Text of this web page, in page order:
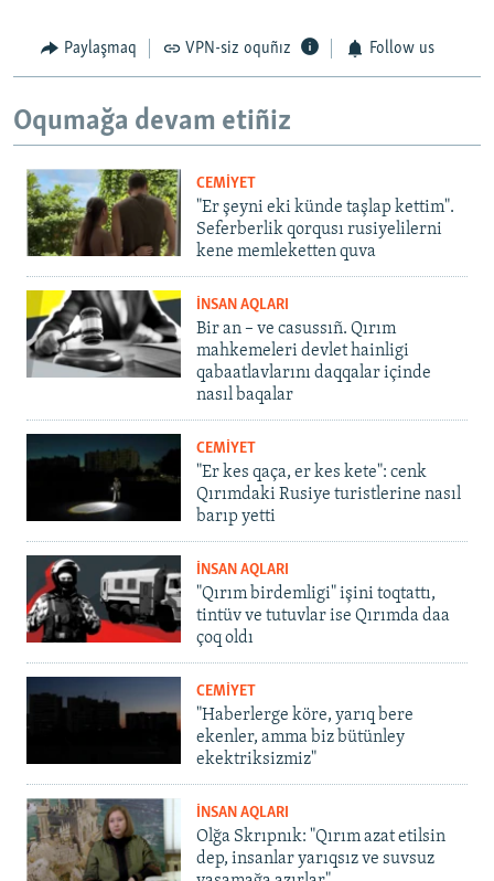
Paylaşmaq VPN-siz oquñız Follow us
Oqumağa devam etiñiz
CEMİYET
"Er şeyni eki künde taşlap kettim".
Seferberlik qorqusı rusiyelilerni
kene memleketten quva
İNSAN AQLARI
Bir an – ve casussıñ. Qırım
mahkemeleri devlet hainligi
qabaatlavlarını daqqalar içinde
nasıl baqalar
CEMİYET
"Er kes qaça, er kes kete": cenk
Qırımdaki Rusiye turistlerine nasıl
barıp yetti
İNSAN AQLARI
"Qırım birdemligi" işini toqtattı,
tintüv ve tutuvlar ise Qırımda daa
çoq oldı
CEMİYET
"Haberlerge köre, yarıq bere
ekenler, amma biz bütünley
ekektriksizmiz"
İNSAN AQLARI
Olğa Skrıpnık: "Qırım azat etilsin
dep, insanlar yarıqsız ve suvsuz